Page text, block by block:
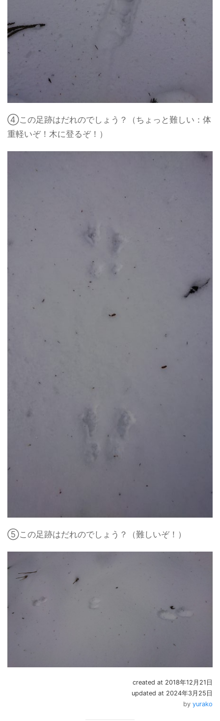
④この足跡はだれのでしょう？（ちょっと難しい：体
重軽いぞ！木に登るぞ！）
⑤この足跡はだれのでしょう？（難しいぞ！）
created at 2018年12月21日
updated at 2024年3月25日
by yurako